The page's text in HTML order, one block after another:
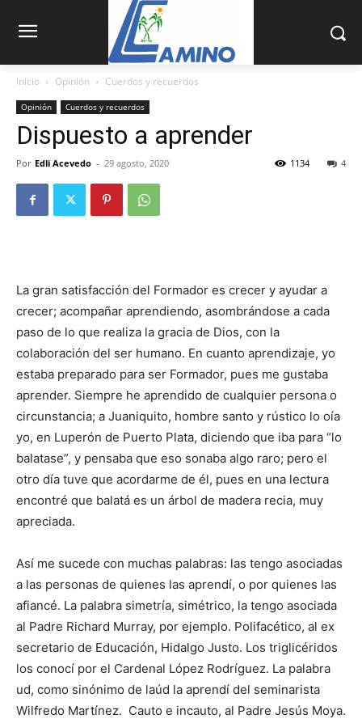
Inicio Opinión Cuerdos y recuerdos
Opinión Cuerdos y recuerdos
Dispuesto a aprender
Por Edli Acevedo - 29 agosto, 2020 4
1134
La gran satisfacción del Forma­dor es crecer y ayudar a
crecer; acompañar aprendiendo, asombrándose a cada
paso de lo que realiza la gracia de Dios, con la
colaboración del ser humano. En cuanto aprendizaje, yo
estaba preparado para ser Formador, pues me gustaba
aprender. Siempre he aprendido de cual­quier persona o
circunstancia; a Juaniquito, hombre santo y rústico lo oía
yo, en Luperón de Puerto Plata, diciendo que iba para “lo
ba­latase”, y pensaba que eso sonaba algo raro; pero el
otro día tuve que acordarme de él, pues en una lectura
encontré que balatá es un árbol de madera recia, muy
apreciada.
Así me sucede con muchas pala­bras: las tengo asociadas
a las personas de quienes las aprendí, o por quienes las
afiancé. La palabra simetría, simétrico, la tengo asociada
al Padre Richard Murray, por ejemplo. Polifacético, al ex
secretario de Educación, Hidalgo Justo. Los triglicéridos
los conocí por el Cardenal López Rodríguez. La pa­labra
ud, como sinónimo de laúd la aprendí del seminarista
Wilfredo Martínez. Cauto e incauto, al Padre Jesús Moya.